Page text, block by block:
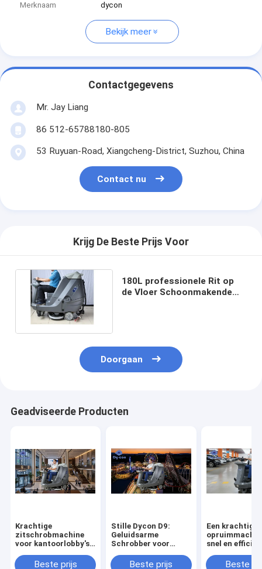
Merknaam
dycon
Bekijk meer
Contactgegevens
Mr. Jay Liang
86 512-65788180-805
53 Ruyuan-Road, Xiangcheng-District, Suzhou, China
Contact nu
Krijg De Beste Prijs Voor
180L professionele Rit op
de Vloer Schoonmakende
Doorgaan
Geadviseerde Producten
Krachtige
zitschrobmachine
voor kantoorlobby's |
Beste prijs
Stille Dycon D9:
Geluidsarme
Schrobber voor
in Themaparken.
Beste prijs
Een krachtige
snel en
schoonmaken
Beste